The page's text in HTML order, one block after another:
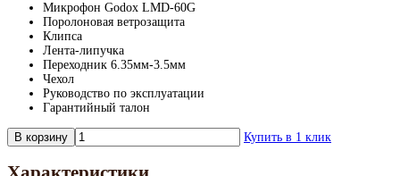
Микрофон Godox LMD-60G
Поролоновая ветрозащита
Клипса
Лента-липучка
Переходник 6.35мм-3.5мм
Чехол
Руководство по эксплуатации
Гарантийный талон
В корзину Купить в 1 клик